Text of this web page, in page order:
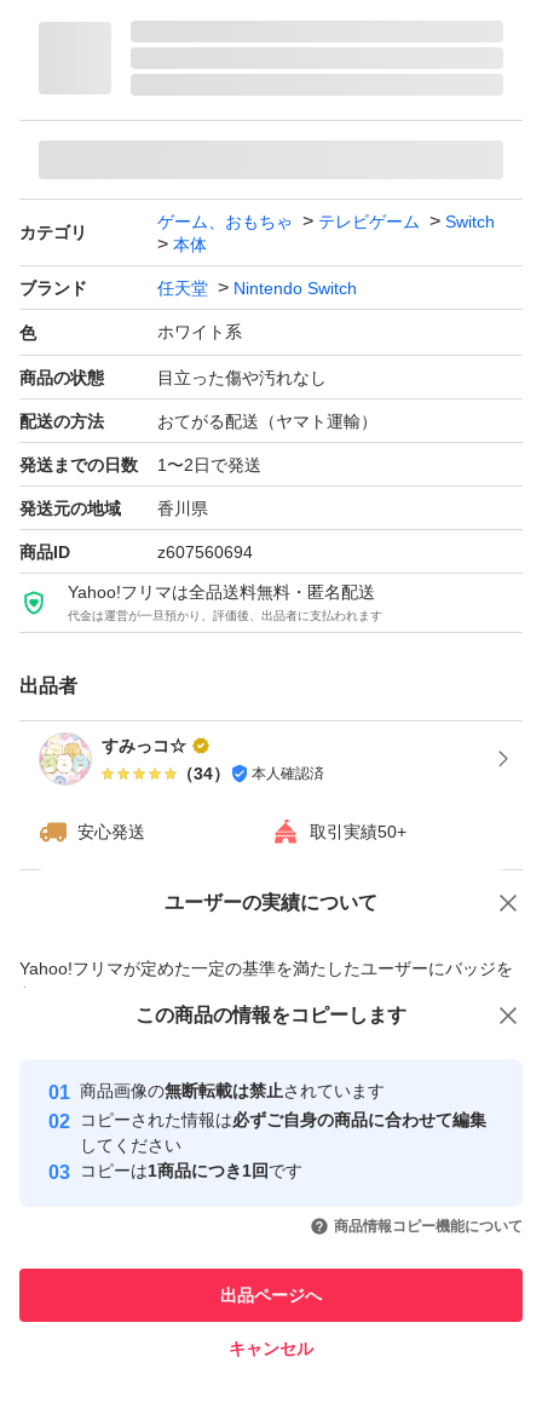
カテゴリ
ゲーム、おもちゃ テレビゲーム
Switch
本体
ブランド 任天堂 Nintendo Switch
色 ホワイト系
商品の状態 目立った傷や汚れなし
配送の方法 おてがる配送（ヤマト運輸）
発送までの日数 1〜2日で発送
発送元の地域 香川県
商品ID z607560694
Yahoo!フリマは全品送料無料・匿名配送
代金は運営が一旦預かり、評価後、出品者に支払われます
出品者
すみっコ☆
（34） 本人確認済
安心発送 取引実績50+
ユーザーの実績について
Yahoo!フリマが定めた一定の基準を満たしたユーザーにバッジを
付与しています
安心取引出品者
心・安全なユーザーです
取引実績
引を完了させた実績があります
での取引実績があります
価格の相談 商品への質問
この商品の情報をコピーします
商品画像の無断転載は禁止されています
コピーされた情報は必ずご自身の商品に合わせて編集
してください
コピーは1商品につき1回です
商品情報コピー機能について
出品ページへ
キャンセル
この商品をみている人にオススメ